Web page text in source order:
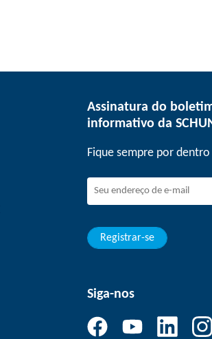
Assinatura do
informativo da
Fique sempre por dentro
Registrar-se
Siga-nos